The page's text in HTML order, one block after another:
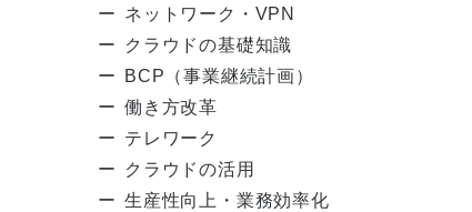
ネットワーク・VPN
クラウドの基礎知識
BCP（事業継続計画）
働き方改革
テレワーク
クラウドの活用
生産性向上・業務効率化